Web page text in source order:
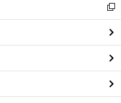
閉
る
新
し
い
ウ
ィ
ン
ド
ウ